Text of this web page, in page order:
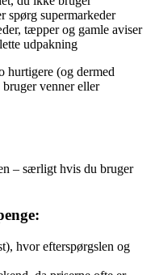
spørg supermarkeder
tæpper og gamle aviser
udpakning
hurtigere (og dermed
venner eller
– særligt hvis du bruger
hvor efterspørgslen og